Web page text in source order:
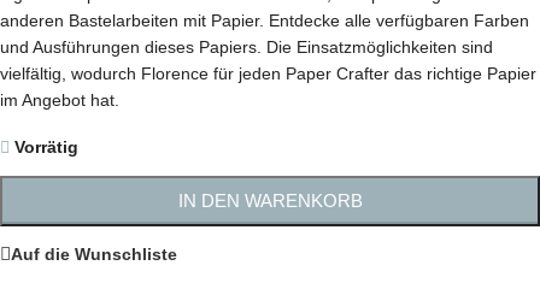
anderen Bastelarbeiten mit Papier. Entdecke alle verfügbaren Farben
und Ausführungen dieses Papiers. Die Einsatzmöglichkeiten sind
vielfältig, wodurch Florence für jeden Paper Crafter das richtige Papier
im Angebot hat.
Vorrätig
IN DEN WARENKORB
Auf die Wunschliste